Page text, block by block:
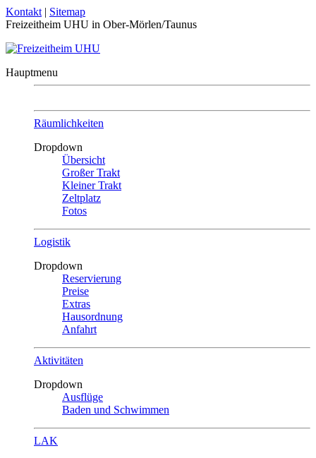
Kontakt | Sitemap
Freizeitheim UHU in Ober-Mörlen/Taunus
Hauptmenu
Räumlichkeiten
Dropdown
Übersicht
Großer Trakt
Kleiner Trakt
Zeltplatz
Fotos
Logistik
Dropdown
Reservierung
Preise
Extras
Hausordnung
Anfahrt
Aktivitäten
Dropdown
Ausflüge
Baden und Schwimmen
LAK